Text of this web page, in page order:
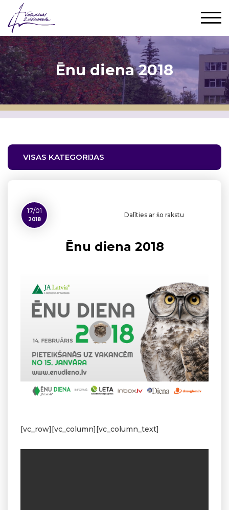
Ēnu diena 2018
VISAS KATEGORIJAS
17/01
2018
Dalīties ar šo rakstu
Ēnu diena 2018
[vc_row][vc_column][vc_column_text]